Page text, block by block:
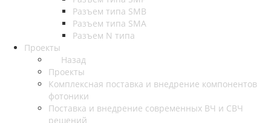
Разъем типа SMB
Разъем типа SMA
Разъем N типа
Проекты
Назад
Проекты
Комплексная поставка и внедрение компонентов
фотоники
Поставка и внедрение современных ВЧ и СВЧ
решений